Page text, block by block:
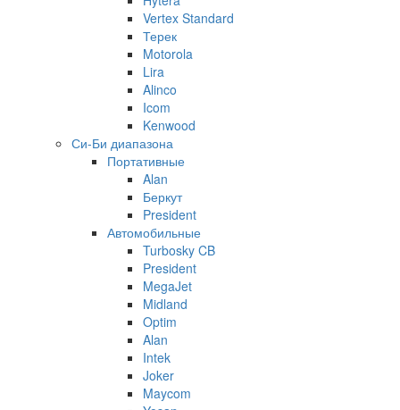
Vertex Standard
Терек
Motorola
Lira
Alinco
Icom
Kenwood
Си-Би диапазона
Портативные
Alan
Беркут
President
Автомобильные
Turbosky CB
President
MegaJet
Midland
Optim
Alan
Intek
Joker
Maycom